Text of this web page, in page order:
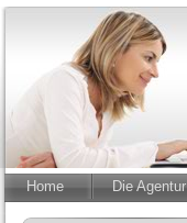
Home Die Agentur